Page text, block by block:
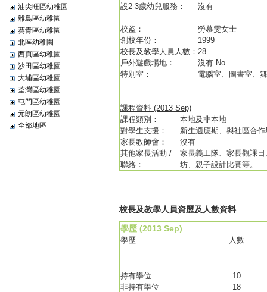
油尖旺區幼稚園
離島區幼稚園
葵青區幼稚園
北區幼稚園
西頁區幼稚園
沙田區幼稚園
大埔區幼稚園
荃灣區幼稚園
屯門區幼稚園
元朗區幼稚園
全部地區
設2-3歲幼兒服務：
沒有
校監：
勞慕雯女士
創校年份：
1999
校長及教學人員人數： 28
戶外遊戲場地：
沒有 No
特別室：
電腦室、圖書室、
課程資料 (2013 Sep)
課程類別：
本地及非本地
對學生支援：
新生適應期、與社區合
家長教師會：
沒有
其他家長活動 /
聯絡：
家長義工隊、家長觀課
坊、親子設計比賽等。
校長及教學人員資歷及人數資料
學歷 (2013 Sep)
學歷 人數
持有學位
10
非持有學位
18